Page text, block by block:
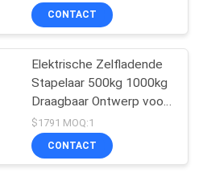
werking
CONTACT
Elektrische Zelfladende
Stapelaar 500kg 1000kg
Draagbaar Ontwerp voor
Vrachtwagen Laden
$1791 MOQ:1
CONTACT